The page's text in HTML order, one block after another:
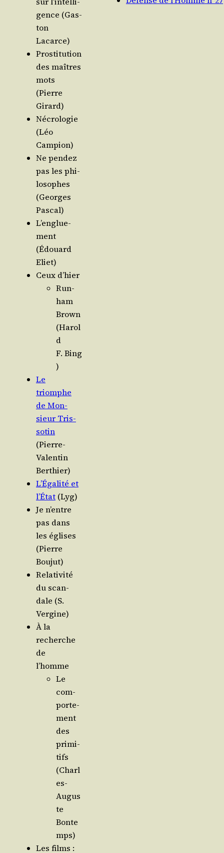
gence (Gas­
ton
Lacarce)
Pros­ti­tu­tion
des maîtres
mots
(Pierre
Girard)
Nécro­lo­gie
(Léo
Campion)
Ne pen­dez
pas les phi­
lo­sophes
(Georges
Pascal)
L’en­glue­
ment
(Édouard
Eliet)
Ceux d’hier
Run­
ham
Brown
(Harol
d
F. Bing
)
Le
triomphe
de Mon­
sieur Tris­
so­tin
(Pierre-
Valen­tin
Berthier)
L’É­ga­li­té et
l’É­tat (Lyg)
Je n’entre
pas dans
les églises
(Pierre
Boujut)
Rela­ti­vi­té
du scan­
dale (S.
Vergine)
À la
recherche
de
l’homme
Le
com­
por­te­
ment
des
pri­mi­
tifs
(Charl
es-
Augus
te
Bonte
mps)
Les films :